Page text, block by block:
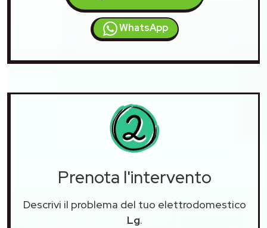
WhatsApp
Prenota l'intervento
Descrivi il problema del tuo elettrodomestico
Lg.